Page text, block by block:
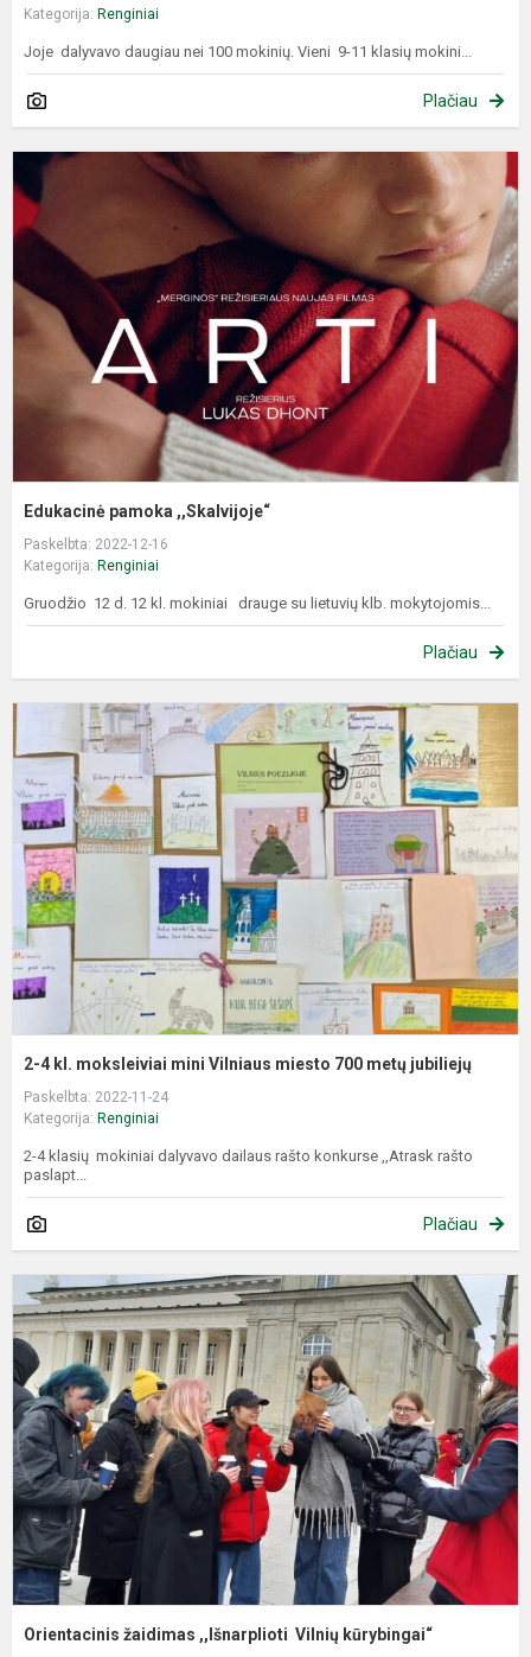
Kategorija: Renginiai
Joje dalyvavo daugiau nei 100 mokinių. Vieni 9-11 klasių mokini...
Plačiau
Edukacinė pamoka ,,Skalvijoje“
Paskelbta: 2022-12-16
Kategorija: Renginiai
Gruodžio 12 d. 12 kl. mokiniai drauge su lietuvių klb. mokytojomis...
Plačiau
2-4 kl. moksleiviai mini Vilniaus miesto 700 metų jubiliejų
Paskelbta: 2022-11-24
Kategorija: Renginiai
2-4 klasių mokiniai dalyvavo dailaus rašto konkurse ,,Atrask rašto
paslapt...
Plačiau
Orientacinis žaidimas ,,Išnarplioti Vilnių kūrybingai“